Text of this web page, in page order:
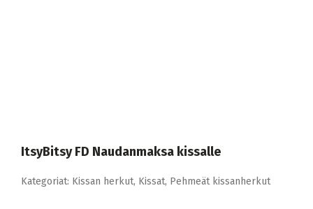
ItsyBitsy FD Naudanmaksa kissalle
Kategoriat: Kissan herkut, Kissat, Pehmeät kissanherkut